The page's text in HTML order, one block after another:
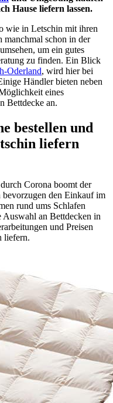
Hause liefern lassen.
wie in Letschin mit ihren
manchmal schon in der
um ein gutes
zu finden. Ein Blick
Oderland, wird hier bei
Händler bieten neben
eines
Bettdecke an.
bestellen und
liefern
Corona boomt der
den Einkauf im
rund ums Schlafen
Auswahl an Bettdecken in
und Preisen
liefern.